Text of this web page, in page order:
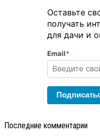
Оставьте
получать
для дачи и
Email*
Последние комментарии